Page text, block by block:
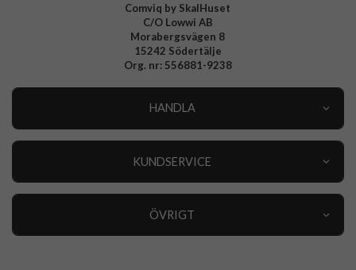
Comviq by SkalHuset
C/O Lowwi AB
Morabergsvägen 8
15242 Södertälje
Org. nr: 556881-9238
HANDLA
KUNDSERVICE
ÖVRIGT